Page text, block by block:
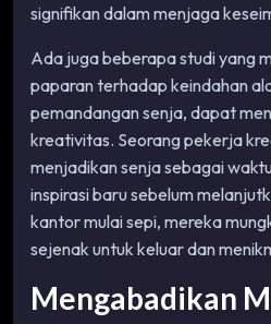
signifikan dalam menjaga
Ada juga beberapa studi yang
paparan terhadap keindahan
pemandangan senja, dapat
kreativitas. Seorang pekerja
menjadikan senja sebagai
inspirasi baru sebelum
kantor mulai sepi, mereka
sejenak untuk keluar dan
Mengabadikan